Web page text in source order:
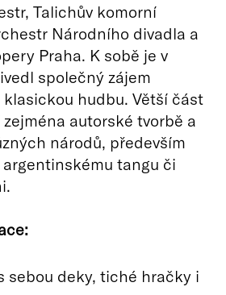
Talichův komorní
Národního divadla a
Praha. K sobě je v
společný zájem
klasickou hudbu. Větší část
autorské tvorbě a
národů, především
tangu či
sebou deky, tiché hračky i